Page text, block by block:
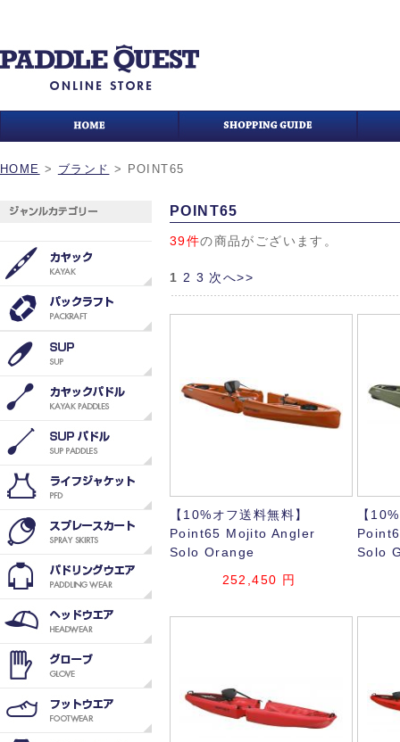
HOME > ブランド > POINT65
POINT65
39件の商品がございます。
1 2 3 次へ>>
【10%オフ送料無料】
Point65 Mojito Angler
Solo Orange
252,450 円
【
Solo